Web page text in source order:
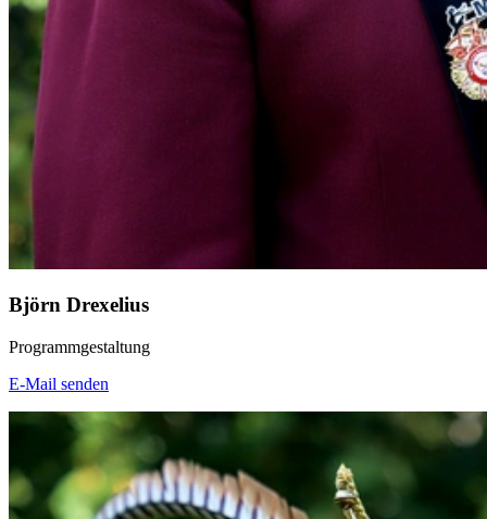
Björn Drexelius
Programmgestaltung
E-Mail senden